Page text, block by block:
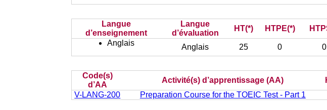
Langue
d’enseignement
Langue
d’évaluation
HT(*) HTPE(*)
Anglais
Anglais 25 0 0
Code(s)
d’AA
Activité(s) d’apprentissage (AA)
V-LANG-200
Preparation Course for the TOEIC Test - Part 1